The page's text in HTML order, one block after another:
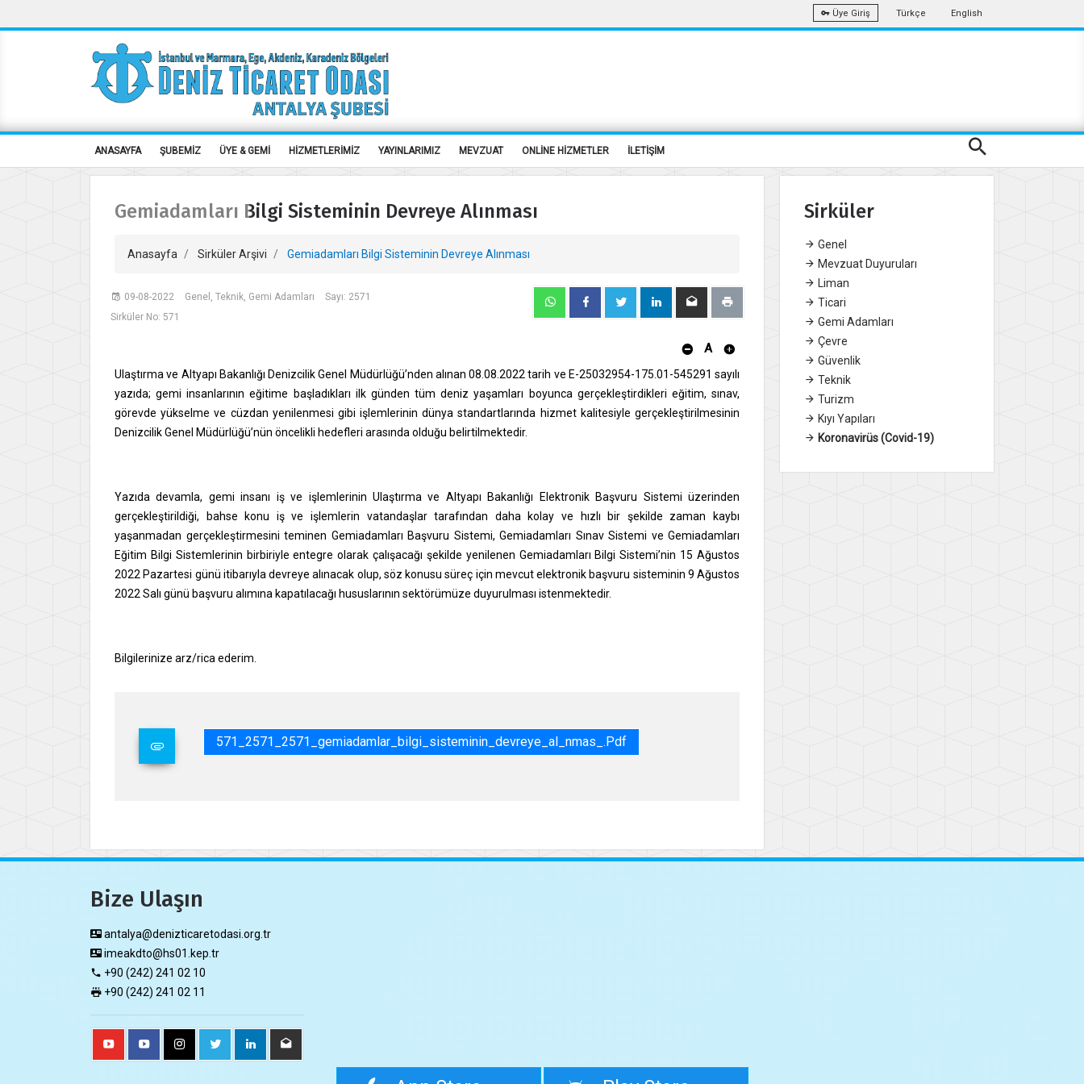
Üye Giriş Türkçe English
ANASAYFA ŞUBEMİZ ÜYE & GEMİ HİZMETLERİMİZ YAYINLARIMIZ MEVZUAT ONLİNE HİZMETLER İLETİŞİM
Gemiadamları Bilgi Sisteminin Devreye Alınması
Anasayfa Sirküler Arşivi Gemiadamları Bilgi Sisteminin Devreye Alınması
09-08-2022 Genel, Teknik, Gemi Adamları
Sayı: 2571
Sirküler No: 571
A
Ulaştırma ve Altyapı Bakanlığı Denizcilik Genel Müdürlüğü’nden alınan 08.08.2022 tarih ve E-25032954-175.01-545291 sayılı
yazıda; gemi insanlarının eğitime başladıkları ilk günden tüm deniz yaşamları boyunca gerçekleştirdikleri eğitim, sınav,
görevde yükselme ve cüzdan yenilenmesi gibi işlemlerinin dünya standartlarında hizmet kalitesiyle gerçekleştirilmesinin
Denizcilik Genel Müdürlüğü’nün öncelikli hedefleri arasında olduğu belirtilmektedir.
Yazıda devamla, gemi insanı iş ve işlemlerinin Ulaştırma ve Altyapı Bakanlığı Elektronik Başvuru Sistemi üzerinden
gerçekleştirildiği, bahse konu iş ve işlemlerin vatandaşlar tarafından daha kolay ve hızlı bir şekilde zaman kaybı
yaşanmadan gerçekleştirmesini teminen Gemiadamları Başvuru Sistemi, Gemiadamları Sınav Sistemi ve Gemiadamları
Eğitim Bilgi Sistemlerinin birbiriyle entegre olarak çalışacağı şekilde yenilenen Gemiadamları Bilgi Sistemi’nin 15 Ağustos
2022 Pazartesi günü itibarıyla devreye alınacak olup, söz konusu süreç için mevcut elektronik başvuru sisteminin 9 Ağustos
2022 Salı günü başvuru alımına kapatılacağı hususlarının sektörümüze duyurulması istenmektedir.
Bilgilerinize arz/rica ederim.
571_2571_2571_gemiadamlar_bilgi_sisteminin_devreye_al_nmas_.pdf
Sirküler
Genel
Mevzuat Duyuruları
Liman
Ticari
Gemi Adamları
Çevre
Güvenlik
Teknik
Turizm
Kıyı Yapıları
Koronavirüs (Covid-19)
Bize Ulaşın
antalya@denizticaretodasi.org.tr
imeakdto@hs01.kep.tr
+90 (242) 241 02 10
+90 (242) 241 02 11